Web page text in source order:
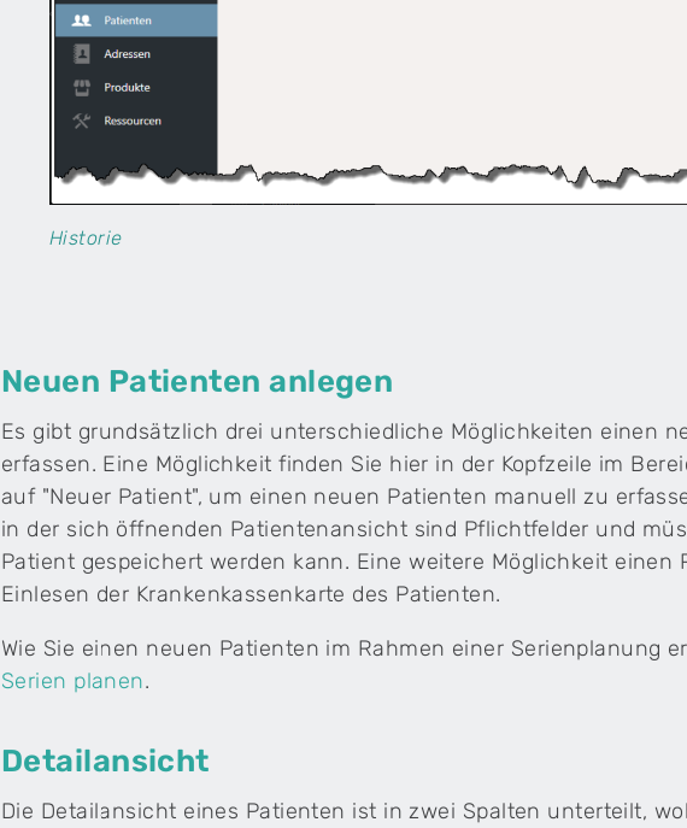
Historie
Neuen Patienten anlegen
Es gibt grundsätzlich drei unterschiedliche Möglichkeiten einen
erfassen. Eine Möglichkeit finden Sie hier in der Kopfzeile im
auf "Neuer Patient", um einen neuen Patienten manuell zu
in der sich öffnenden Patientenansicht sind Pflichtfelder und
Patient gespeichert werden kann. Eine weitere Möglichkeit
Einlesen der Krankenkassenkarte des Patienten.
Wie Sie einen neuen Patienten im Rahmen einer Serienplanung
Serien planen.
Detailansicht
Die Detailansicht eines Patienten ist in zwei Spalten unterteilt,